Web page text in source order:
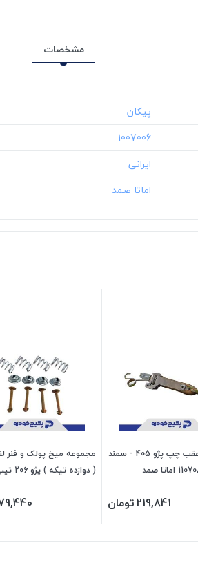
مشخصات
‎1007006
رگلاژ لنت عقب چپ پژو 405 - سمند
219,841تومان
مجموعه میخ پولک و فنر